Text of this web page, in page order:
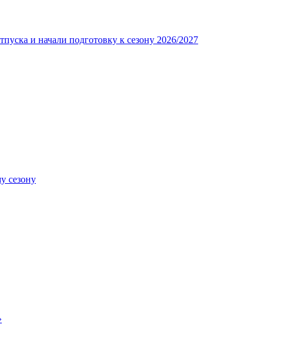
и начали подготовку к сезону 2026/2027
сезону